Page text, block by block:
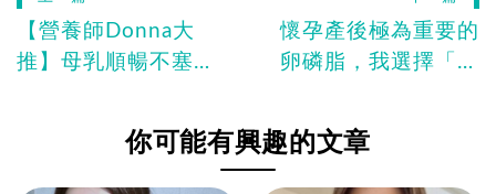
【營養師Donna大
推】母乳順暢不塞車
力媽媽卵磷脂
懷孕產後極為重要的
卵磷脂，我選擇「活
你可能有興趣的文章